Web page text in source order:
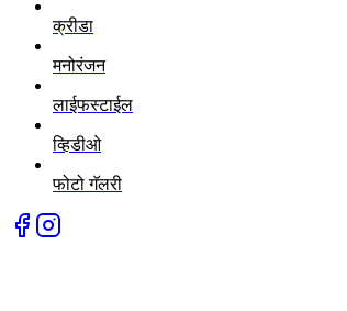
क्रीडा
मनोरंजन
लाईफस्टाईल
व्हिडीओ
फोटो गॅलरी